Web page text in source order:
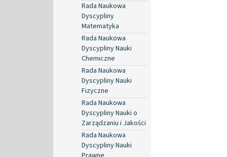
Rada Naukowa
Dyscypliny
Matematyka
Rada Naukowa
Dyscypliny Nauki
Chemiczne
Rada Naukowa
Dyscypliny Nauki
Fizyczne
Rada Naukowa
Dyscypliny Nauki o
Zarządzaniu i Jakości
Rada Naukowa
Dyscypliny Nauki